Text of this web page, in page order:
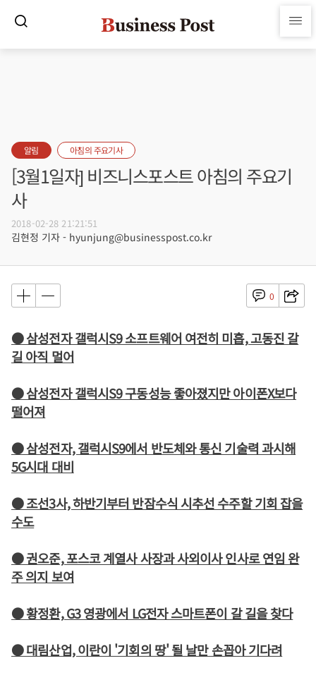
알림 아침의 주요기사
[3월1일자] 비즈니스포스트 아침의 주요기
사
2018-02-28 21:21:51
김현정 기자 - hyunjung@businesspost.co.kr
0
● 삼성전자 갤럭시S9 소프트웨어 여전히 미흡, 고동진 갈
길 아직 멀어
● 삼성전자 갤럭시S9 구동성능 좋아졌지만 아이폰X보다
떨어져
● 삼성전자, 갤럭시S9에서 반도체와 통신 기술력 과시해
5G시대 대비
● 조선3사, 하반기부터 반잠수식 시추선 수주할 기회 잡을
수도
● 권오준, 포스코 계열사 사장과 사외이사 인사로 연임 완
주 의지 보여
● 황정환, G3 영광에서 LG전자 스마트폰이 갈 길을 찾다
● 대림산업, 이란이 '기회의 땅' 될 날만 손꼽아 기다려